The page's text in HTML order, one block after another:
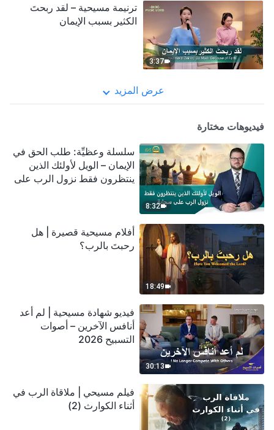
3:37
ترنيمة مسيحية – لقد ربحتَ
الكثير بسبب الإيمان
عرض المزيد
فيديوهات مختارة
8:32
سلسلة وعظيِّة: طلب الحق في
الإيمان – الويل لأولئك الذين
ينتظرون فقط نزول الرب على
18:49
أفلام مسيحية قصيرة | هل
رحبتَ بالرب؟
30:13
فيديو شهادة مسيحية | لم أعد
أنافس الآخرين – أصوات
التسبيح 2026
فيلم مسيحي | ملاقاة الرب في
أثناء الكوارث (2)